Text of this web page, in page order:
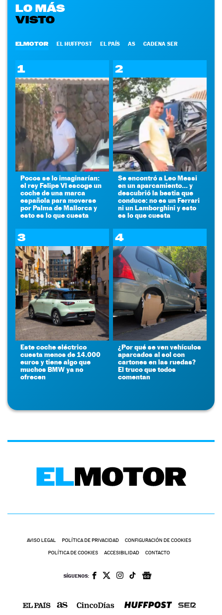
LO MÁS
VISTO
ELMOTOR EL HUFFPOST EL PAÍS AS CADENA SER
1
Pocos se lo imaginarían:
el rey Felipe VI escoge un
coche de una marca
española para moverse
por Palma de Mallorca y
esto es lo que cuesta
2
Se encontró a Leo Messi
en un aparcamiento... y
descubrió la bestia que
conduce: no es un Ferrari
ni un Lamborghini y esto
es lo que cuesta
3
Este coche eléctrico
cuesta menos de 14.000
euros y tiene algo que
muchos BMW ya no
ofrecen
4
¿Por qué se ven vehículos
aparcados al sol con
cartones en las ruedas?
El truco que todos
comentan
AVISO LEGAL POLÍTICA DE PRIVACIDAD CONFIGURACIÓN DE COOKIES
POLÍTICA DE COOKIES ACCESIBILIDAD CONTACTO
SÍGUENOS: